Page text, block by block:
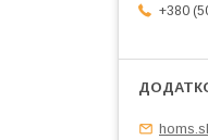
+380